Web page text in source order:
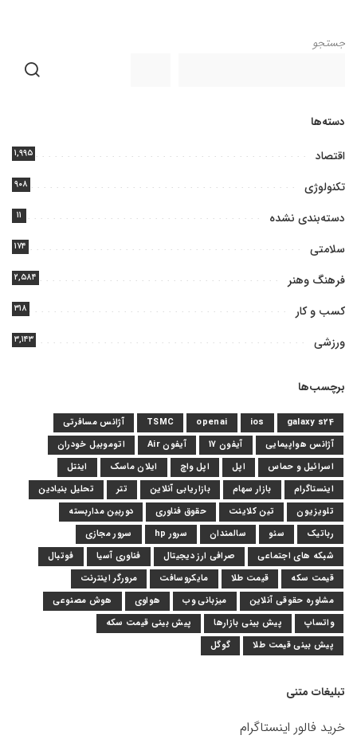
جستجو
دسته‌ها
اقتصاد ۱,۹۹۵
تکنولوژی ۹۰۸
دسته‌بندی نشده ۱۱
سلامتی ۱۷۴
فرهنگ وهنر ۲,۵۸۴
کسب و کار ۳۱۸
ورزشی ۳,۱۴۳
برچسب‌ها
galaxy s24
ios
openai
TSMC
آژانس مسافرتی
آژانس هواپیمایی
آیفون 17 آیفون Air
اتوموبیل خودران
اسرائیل و حماس
اپل اپل واچ ایلان ماسک
اینتل
اینستاگرام
بازار سهام بازاریابی آنلاین تتر
تحلیل بنیادین
تلویزیون
تین کلاینت حقوق فناوری
دوربین مداربسته
رباتیک
سئو سالمندان سرور hp
سرور مجازی
شبکه های اجتماعی
صرافی ارز دیجیتال فناوری آسیا
فوتبال
قیمت سکه
قیمت طلا مایکروسافت
مرورگر اینترنت
مشاوره حقوقی آنلاین
میزبانی وب هواوی
هوش مصنوعی
واتساپ
پیش بینی بازارها
پیش بینی قیمت سکه
پیش بینی قیمت طلا
گوگل
تبلیغات متنی
خرید فالور اینستاگرام